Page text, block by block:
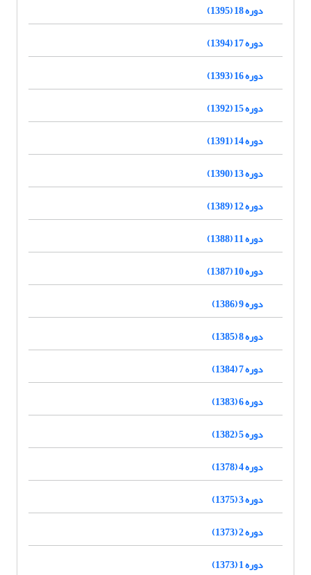
دوره 18 (1395)
دوره 17 (1394)
دوره 16 (1393)
دوره 15 (1392)
دوره 14 (1391)
دوره 13 (1390)
دوره 12 (1389)
دوره 11 (1388)
دوره 10 (1387)
دوره 9 (1386)
دوره 8 (1385)
دوره 7 (1384)
دوره 6 (1383)
دوره 5 (1382)
دوره 4 (1378)
دوره 3 (1375)
دوره 2 (1373)
دوره 1 (1373)